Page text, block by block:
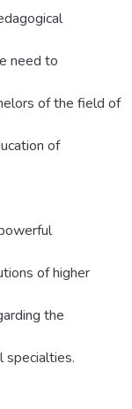
need to
of the field of
of
of higher
the
specialties.